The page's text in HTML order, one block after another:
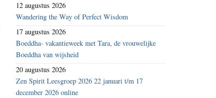
12 augustus 2026
Wandering the Way of Perfect Wisdom
17 augustus 2026
Boeddha- vakantieweek met Tara, de vrouwelijke
Boeddha van wijsheid
20 augustus 2026
Zen Spirit Leesgroep 2026 22 januari t/m 17
december 2026 online